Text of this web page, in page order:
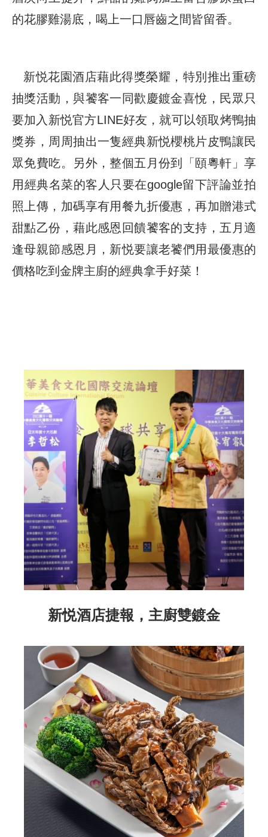
的花膠雞湯底，喝上一口唇齒之間皆留香。
新悦花園酒店藉此得獎榮耀，特別推出重磅
抽獎活動，與饕客一同歡慶鍍金喜悅，民眾只
要加入新悦官方LINE好友，就可以領取烤鴨抽
獎券，周周抽出一隻經典新悦櫻桃片皮鴨讓民
眾免費吃。另外，整個五月份到「頤粵軒」享
用經典名菜的客人只要在google留下評論並拍
照上傳，加碼享有用餐九折優惠，再加贈港式
甜點乙份，藉此感恩回饋饕客的支持，五月適
逢母親節感恩月，新悦要讓老饕們用最優惠的
價格吃到金牌主廚的經典拿手好菜 ！
新悦酒店捷報，主廚雙鍍金